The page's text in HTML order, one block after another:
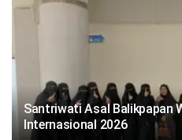
Santriwati Asal Balikpapan
Internasional 2026